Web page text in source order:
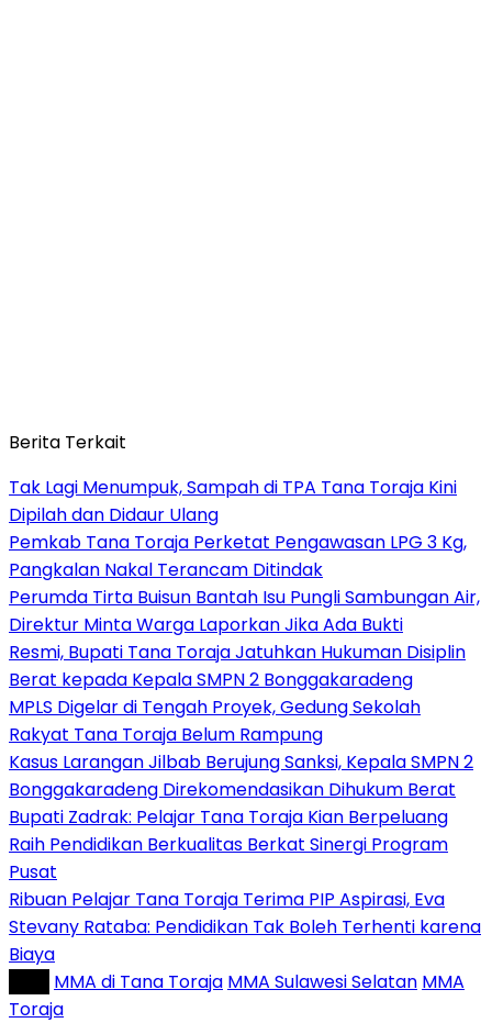
Berita Terkait
Tak Lagi Menumpuk, Sampah di TPA Tana Toraja Kini
Dipilah dan Didaur Ulang
Pemkab Tana Toraja Perketat Pengawasan LPG 3 Kg,
Pangkalan Nakal Terancam Ditindak
Perumda Tirta Buisun Bantah Isu Pungli Sambungan Air,
Direktur Minta Warga Laporkan Jika Ada Bukti
Resmi, Bupati Tana Toraja Jatuhkan Hukuman Disiplin
Berat kepada Kepala SMPN 2 Bonggakaradeng
MPLS Digelar di Tengah Proyek, Gedung Sekolah
Rakyat Tana Toraja Belum Rampung
Kasus Larangan Jilbab Berujung Sanksi, Kepala SMPN 2
Bonggakaradeng Direkomendasikan Dihukum Berat
Bupati Zadrak: Pelajar Tana Toraja Kian Berpeluang
Raih Pendidikan Berkualitas Berkat Sinergi Program
Pusat
Ribuan Pelajar Tana Toraja Terima PIP Aspirasi, Eva
Stevany Rataba: Pendidikan Tak Boleh Terhenti karena
Biaya
MMA di Tana Toraja MMA Sulawesi Selatan MMA
Toraja